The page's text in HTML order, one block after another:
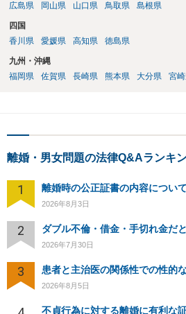
広島県
岡山県 山口県 鳥取県 島根県
四国
香川県
愛媛県 高知県 徳島県
九州・沖縄
福岡県
佐賀県 長崎県 熊本県 大分県 宮
離婚・男女問題の法律Q&Aランキ
1 離婚時の公正証書の内容について
2026年8月3日
2
2026年7月30日
3 患者と主治医の関係性での性的
2026年8月5日